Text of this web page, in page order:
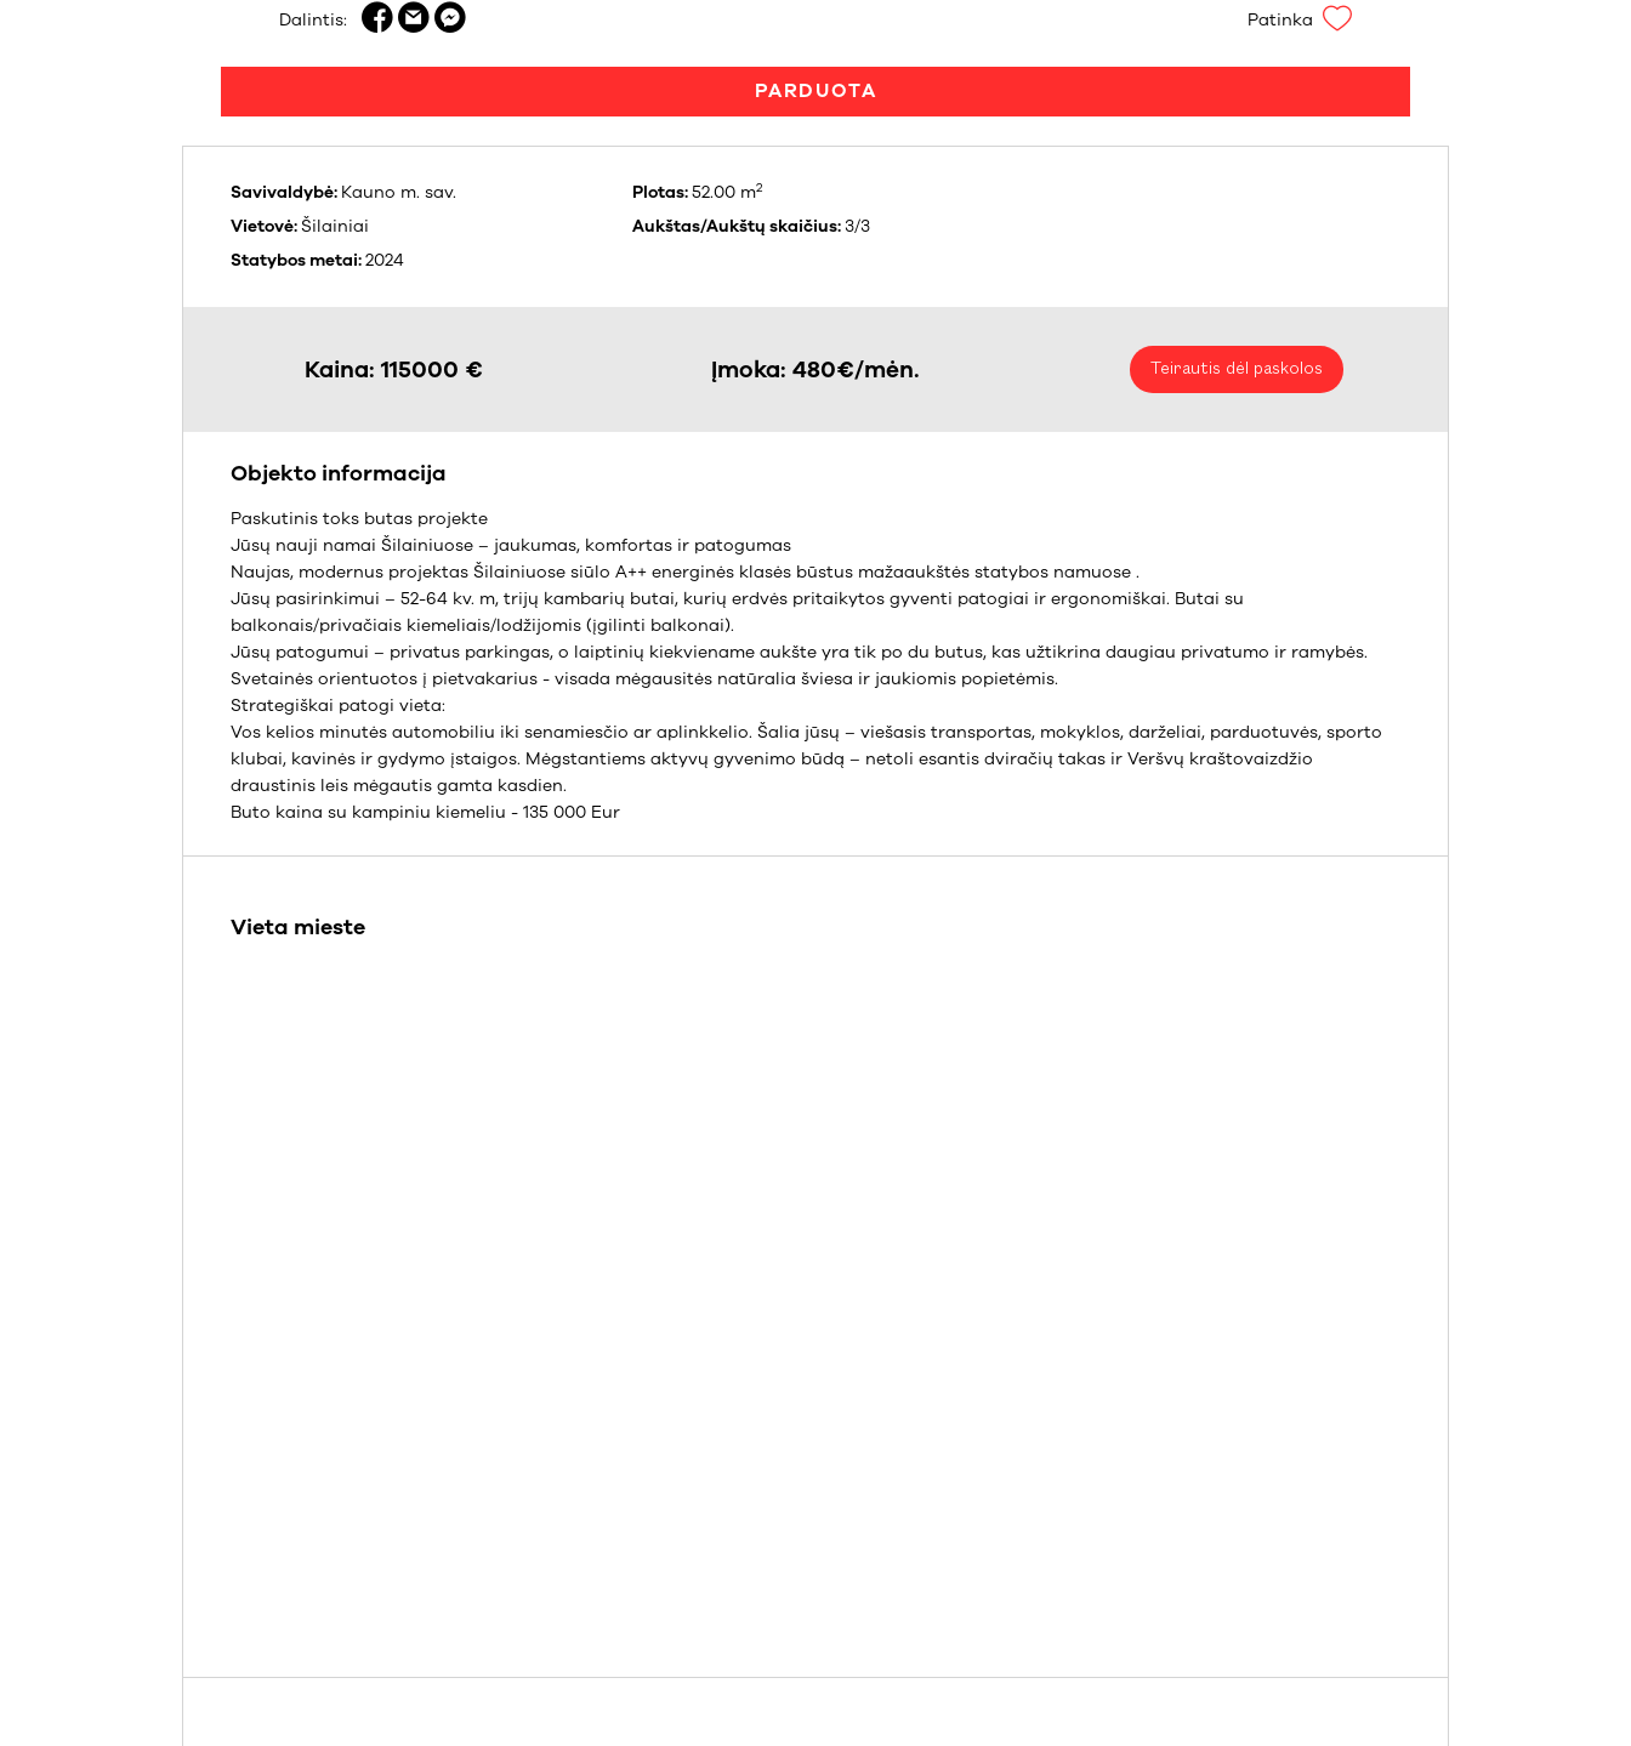
Dalintis: Patinka
PARDUOTA
Savivaldybė: Kauno m. sav.
Vietovė:Šilainiai
Statybos metai:2024
Plotas:52.00 m2
Aukštas/Aukštų skaičius: 3/3
Kaina: 115000 € Įmoka: 480€/mėn. Teirautis dėl paskolos
Objekto informacija
Paskutinis toks butas projekte
Jūsų nauji namai Šilainiuose – jaukumas, komfortas ir patogumas
Naujas, modernus projektas Šilainiuose siūlo A++ energinės klasės būstus mažaaukštės statybos namuose .
Jūsų pasirinkimui – 52-64 kv. m, trijų kambarių butai, kurių erdvės pritaikytos gyventi patogiai ir ergonomiškai. Butai su
balkonais/privačiais kiemeliais/lodžijomis (įgilinti balkonai).
Jūsų patogumui – privatus parkingas, o laiptinių kiekviename aukšte yra tik po du butus, kas užtikrina daugiau privatumo ir ramybės.
Svetainės orientuotos į pietvakarius - visada mėgausitės natūralia šviesa ir jaukiomis popietėmis.
Strategiškai patogi vieta:
Vos kelios minutės automobiliu iki senamiesčio ar aplinkkelio. Šalia jūsų – viešasis transportas, mokyklos, darželiai, parduotuvės, sporto
klubai, kavinės ir gydymo įstaigos. Mėgstantiems aktyvų gyvenimo būdą – netoli esantis dviračių takas ir Veršvų kraštovaizdžio
draustinis leis mėgautis gamta kasdien.
Buto kaina su kampiniu kiemeliu - 135 000 Eur
Vieta mieste